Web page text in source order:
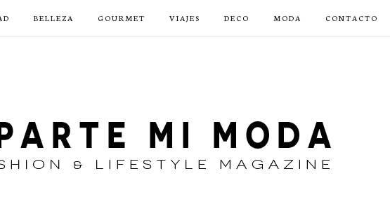
BELLEZA GOURMET VIAJES DECO MODA CONTACTO